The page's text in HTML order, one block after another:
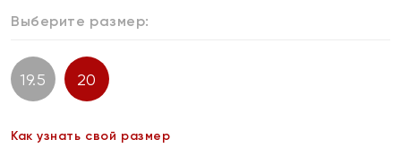
Выберите размер:
19.5 20
Как узнать свой размер